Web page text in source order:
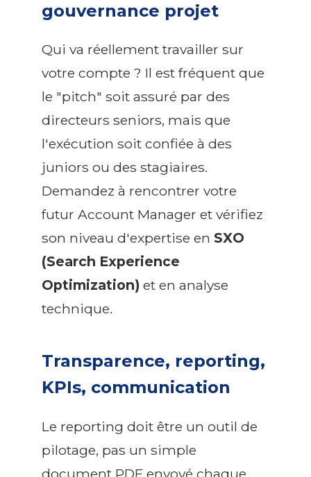
gouvernance projet
Qui va réellement travailler sur
votre compte ? Il est fréquent que
le "pitch" soit assuré par des
directeurs seniors, mais que
l'exécution soit confiée à des
juniors ou des stagiaires.
Demandez à rencontrer votre
futur Account Manager et vérifiez
son niveau d'expertise en SXO
(Search Experience
Optimization) et en analyse
technique.
Transparence, reporting,
KPIs, communication
Le reporting doit être un outil de
pilotage, pas un simple
document PDF envoyé chaque